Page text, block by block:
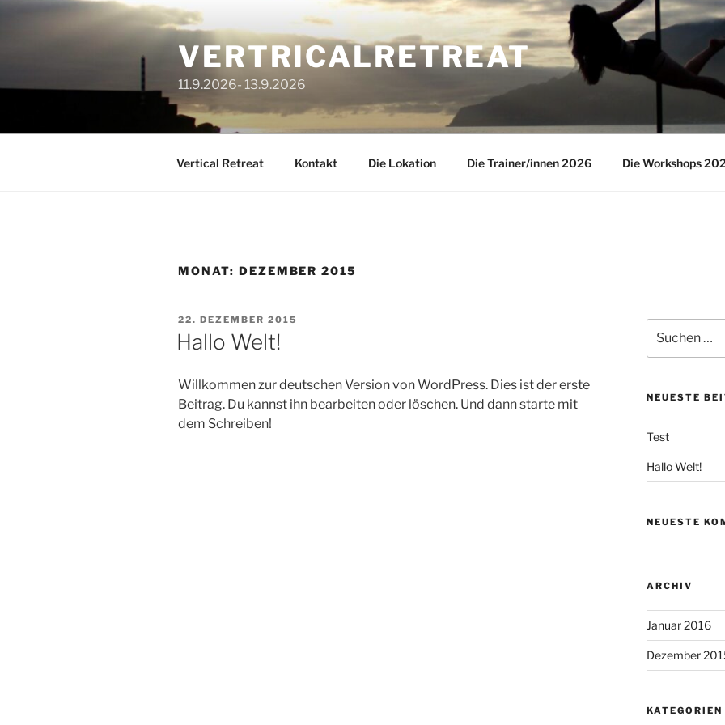
Zum
VERTRICALRETREAT
11.9.2026- 13.9.2026
Vertical Retreat Kontakt Die Lokation Die Trainer/innen 2026 Die Workshops
MONAT: DEZEMBER 2015
VERÖFFENTLICHT
AM
22. DEZEMBER 2015
Hallo Welt!
Willkommen zur deutschen Version von WordPress. Dies ist der erste
Beitrag. Du kannst ihn bearbeiten oder löschen. Und dann starte mit
dem Schreiben!
nach:
NEUESTE
Test
Hallo Welt!
NEUESTE
ARCHIV
Januar 2016
Dezember
KATEGORIEN